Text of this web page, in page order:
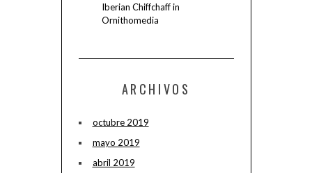
Iberian Chiffchaff in
Ornithomedia
ARCHIVOS
octubre 2019
mayo 2019
abril 2019